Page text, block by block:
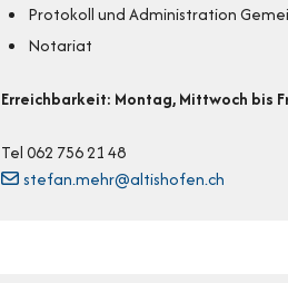
Protokoll und Administration
Notariat
Erreichbarkeit: Montag, Mittwoch bis
Tel 062 756 21 48
stefan.mehr@altishofen.ch